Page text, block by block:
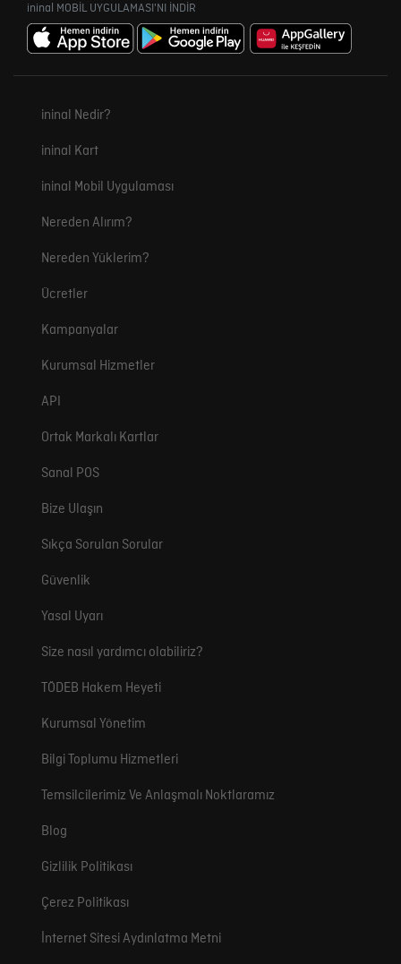
ininal MOBİL UYGULAMASI'NI İNDİR
ininal Nedir?
ininal Kart
ininal Mobil Uygulaması
Nereden Alırım?
Nereden Yüklerim?
Ücretler
Kampanyalar
Kurumsal Hizmetler
API
Ortak Markalı Kartlar
Sanal POS
Bize Ulaşın
Sıkça Sorulan Sorular
Güvenlik
Yasal Uyarı
Size nasıl yardımcı olabiliriz?
TÖDEB Hakem Heyeti
Kurumsal Yönetim
Bilgi Toplumu Hizmetleri
Temsilcilerimiz Ve Anlaşmalı Noktlaramız
Blog
Gizlilik Politikası
Çerez Politikası
İnternet Sitesi Aydınlatma Metni